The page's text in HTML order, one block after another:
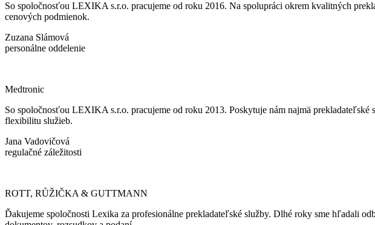
So spoločnosťou LEXIKA s.r.o. pracujeme od roku 2016. Na spolupráci okrem kvalitných
cenových podmienok.
Zuzana Slámová
personálne oddelenie
Medtronic
So spoločnosťou LEXIKA s.r.o. pracujeme od roku 2013. Poskytuje nám najmä
flexibilitu služieb.
Jana Vadovičová
regulačné záležitosti
ROTT, RŮŽIČKA & GUTTMANN
Ďakujeme spoločnosti Lexika za profesionálne prekladateľské služby. Dlhé roky sme hľadali